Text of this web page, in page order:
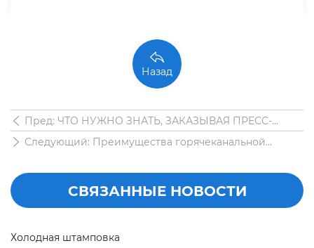
Назад
Пред: ЧТО НУЖНО ЗНАТЬ, ЗАКАЗЫВАЯ ПРЕСС-
ФОРМУ
Следующий: Преимущества горячеканальной
СВЯЗАННЫЕ НОВОСТИ
Холодная штамповка